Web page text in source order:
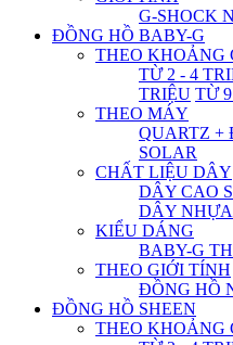
G-SHOCK
ĐỒNG HỒ BABY-G
THEO KHOẢNG
TỪ 2 - 4
TRIỆU TỪ
THEO MÁY
QUARTZ +
SOLAR
CHẤT LIỆU DÂY
DÂY CAO
DÂY NHỰA
KIỂU DÁNG
BABY-G
THEO GIỚI TÍNH
ĐỒNG HỒ
ĐỒNG HỒ SHEEN
THEO KHOẢNG